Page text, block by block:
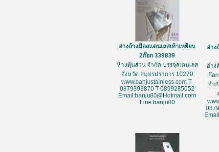
อ่างล้างมือสแตนเลสเท้าเหยียบ
2ก๊อก 339839
ห้างหุ้นส่วน จำกัด บรรจุสเตนเลส
จังหวัด สมุทรปราการ 10270
www.banjustainless.com T-
0879393870 T-0899285052
Email:banju80@Hotmail.com
Line:banju80
อ่าง
อ่าง
ก๊อ
จำ